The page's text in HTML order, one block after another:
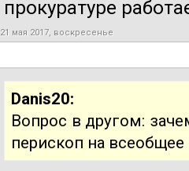
прокуратуре
21 мая 2017, воскресенье
Danis20:
Вопрос в другом:
перископ на всеобщее